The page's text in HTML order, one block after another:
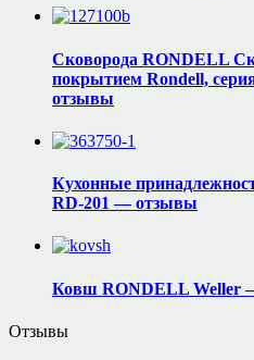
Сковорода RONDELL
покрытием Rondell,
отзывы
Кухонные
RD-201 — отзывы
Ковш RONDELL Weller
Отзывы